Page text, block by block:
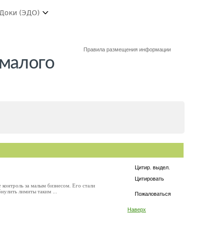
(ЭДО)
Правила размещения информации
Цитир. выдел.
Цитировать
Пожаловаться
Наверх
за малым бизнесом. Его стали
лимиты таким ...